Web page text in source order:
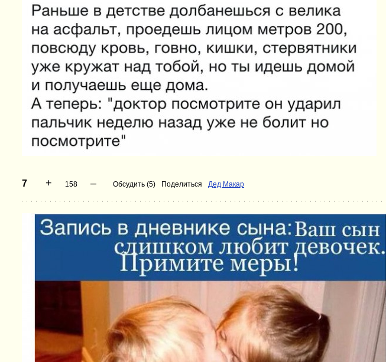
7 + 158 – Обсудить (5) Поделиться Дед Макар